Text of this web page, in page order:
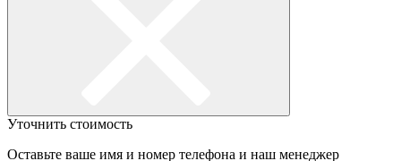
Уточнить стоимость
Оставьте ваше имя и номер телефона и наш менеджер